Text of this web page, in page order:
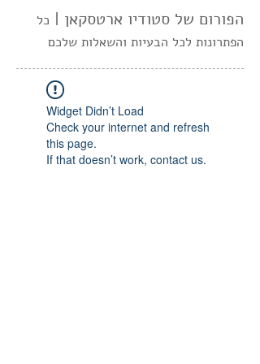
הפורום של סטודיו ארטסקאן | כל
הפתרונות לכל הבעיות והשאלות שלכם
Widget Didn’t Load
Check your internet and refresh
this page.
If that doesn’t work, contact us.